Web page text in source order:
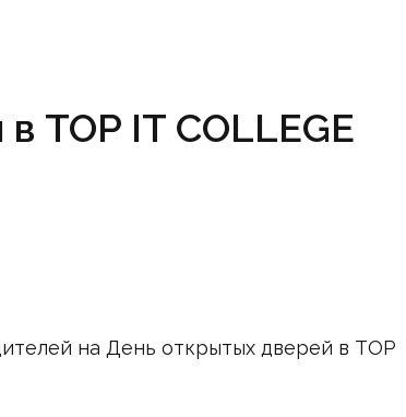
TOP IT COLLEGE
на День открытых дверей в TOP